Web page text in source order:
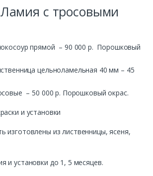
с тросовыми
прямой – 90 000 р. Порошковый
цельноламельная 40 мм – 45
– 50 000 р. Порошковый окрас.
и установки
изготовлены из лиственницы, ясеня,
и установки до 1, 5 месяцев.